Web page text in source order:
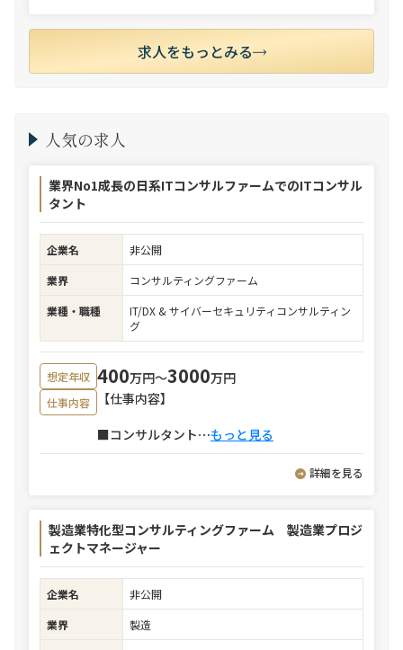
求人をもっとみる
人気の求人
業界No1成長の日系ITコンサルファームでのITコンサル
タント
企業名
非公開
業界
コンサルティングファーム
業種・職種
IT/DX & サイバーセキュリティコンサルティン
グ
想定年収 400万円〜3000万円
仕事内容
【仕事内容】
■コンサルタント⋯もっと見る
詳細を見る
製造業特化型コンサルティングファーム 製造業プロジ
ェクトマネージャー
企業名
非公開
業界
製造